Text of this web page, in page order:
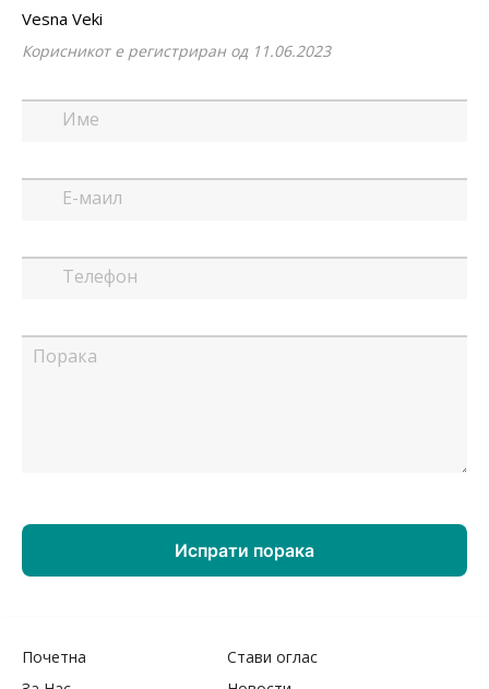
Vesna Veki
Корисникот е регистриран од 11.06.2023
Почетна
Стави оглас